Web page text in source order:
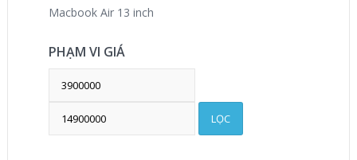
Macbook Air 13 inch
PHẠM VI GIÁ
LỌC